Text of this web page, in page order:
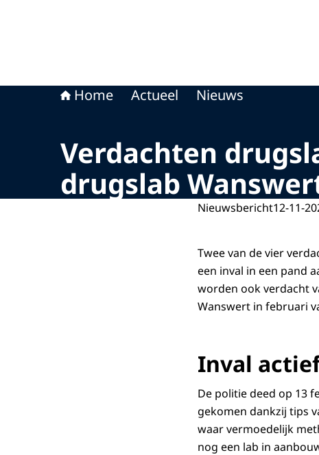
Home Actueel Nieuws
Verdachten
drugslab
Nieuwsbericht12-11-
Twee van de vier
een inval in een pand
worden ook verdacht
Wanswert in februari
Inval
De politie deed op 13
gekomen dankzij tips
waar vermoedelijk
nog een lab in